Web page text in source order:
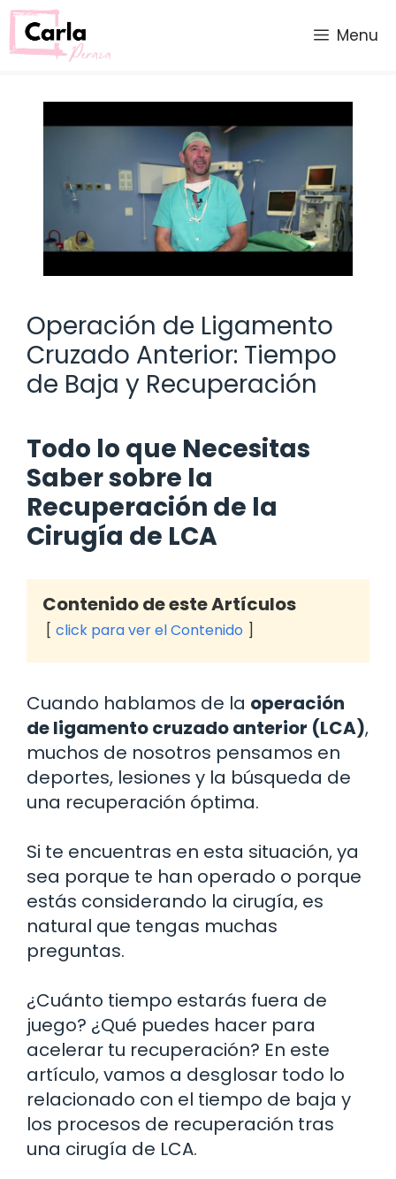
Saltar
al
contenido
Menu
Operación de Ligamento
Cruzado Anterior: Tiempo
de Baja y Recuperación
Todo lo que Necesitas
Saber sobre la
Recuperación de la
Cirugía de LCA
Contenido de este Artículos
click para ver el Contenido
Cuando hablamos de la operación
de ligamento cruzado anterior (LCA),
muchos de nosotros pensamos en
deportes, lesiones y la búsqueda de
una recuperación óptima.
Si te encuentras en esta situación, ya
sea porque te han operado o porque
estás considerando la cirugía, es
natural que tengas muchas
preguntas.
¿Cuánto tiempo estarás fuera de
juego? ¿Qué puedes hacer para
acelerar tu recuperación? En este
artículo, vamos a desglosar todo lo
relacionado con el tiempo de baja y
los procesos de recuperación tras
una cirugía de LCA.